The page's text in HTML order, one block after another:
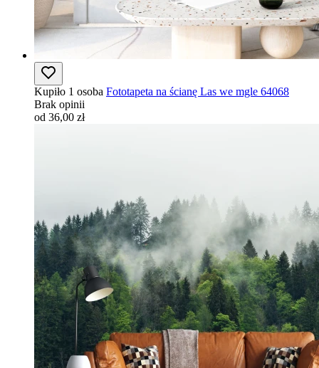
Kupiło 1 osoba Fototapeta na ścianę Las we mgle 64068
Brak opinii
od 36,00 zł